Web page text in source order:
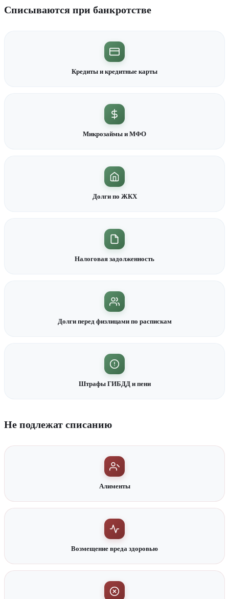
Списываются при банкротстве
Кредиты и кредитные карты
Микрозаймы и МФО
Долги по ЖКХ
Налоговая задолженность
Долги перед физлицами по распискам
Штрафы ГИБДД и пени
Не подлежат списанию
Алименты
Возмещение вреда здоровью